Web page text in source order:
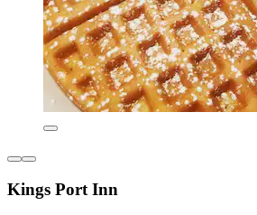
Kings Port Inn